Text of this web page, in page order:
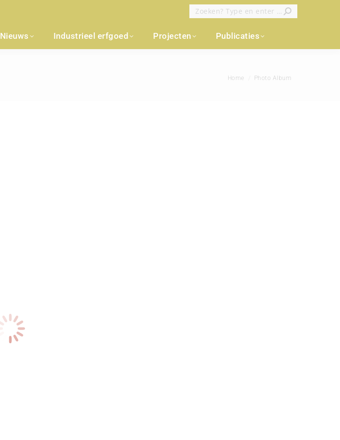
Zoeken:
Nieuws Industrieel erfgoed Projecten Publicaties
Je bent hier:
Home Photo Album